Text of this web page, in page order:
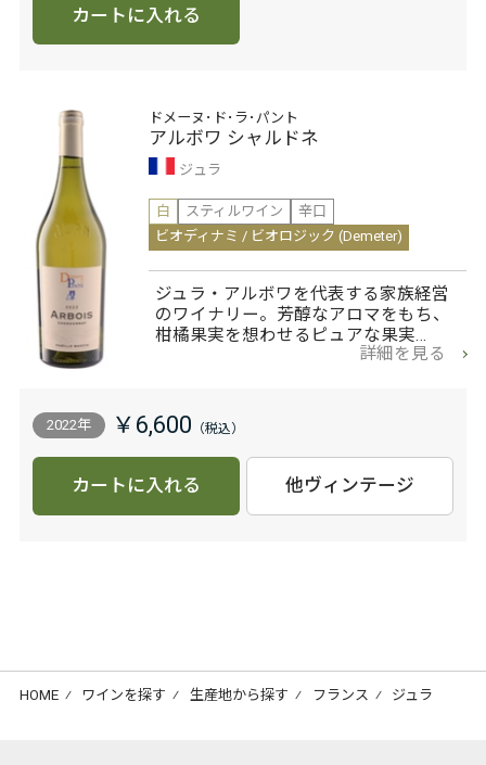
カートに入れる
ドメーヌ･ド･ラ･パント
アルボワ シャルドネ
ジュラ
白
スティルワイン
辛口
ビオディナミ / ビオロジック (Demeter)
ジュラ・アルボワを代表する家族経営
のワイナリー。芳醇なアロマをもち、
柑橘果実を想わせるピュアな果実…
詳細を見る
2022年 ￥6,600
カートに入れる 他ヴィンテージ
HOME ⁄ ワインを探す ⁄ 生産地から探す ⁄ フランス ⁄ ジュラ